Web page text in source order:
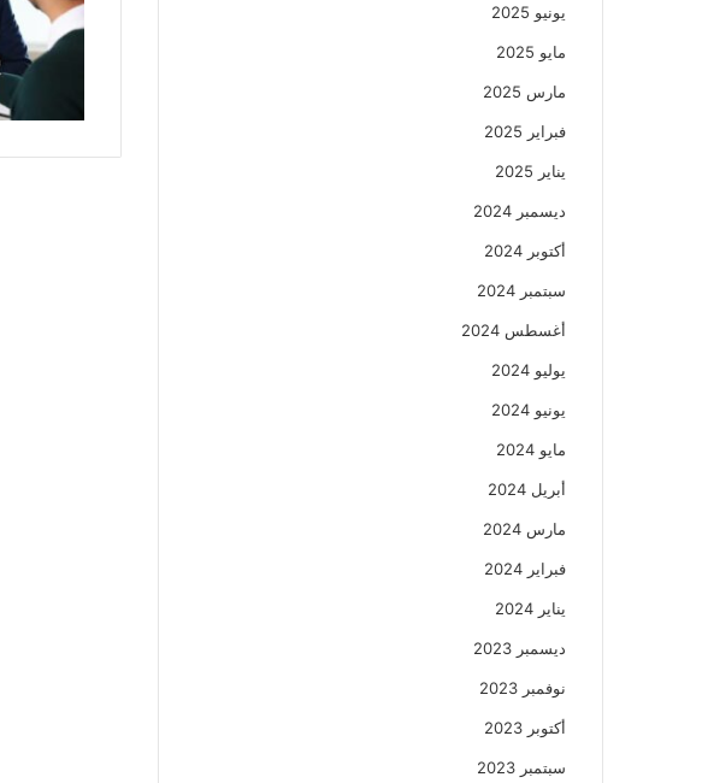
يونيو 2025
مايو 2025
مارس 2025
فبراير 2025
يناير 2025
ديسمبر 2024
أكتوبر 2024
سبتمبر 2024
أغسطس 2024
يوليو 2024
يونيو 2024
مايو 2024
أبريل 2024
مارس 2024
فبراير 2024
يناير 2024
ديسمبر 2023
نوفمبر 2023
أكتوبر 2023
سبتمبر 2023